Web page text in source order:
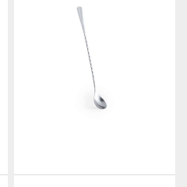
Angebot anfordern